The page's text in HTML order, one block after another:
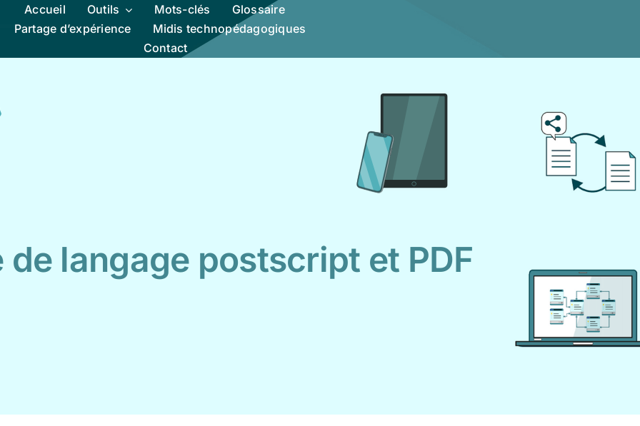
Accueil Outils Mots-clés
Glossaire
Partage d’expérience
Midis technopédagogiques
Contact
de langage postscript et PDF